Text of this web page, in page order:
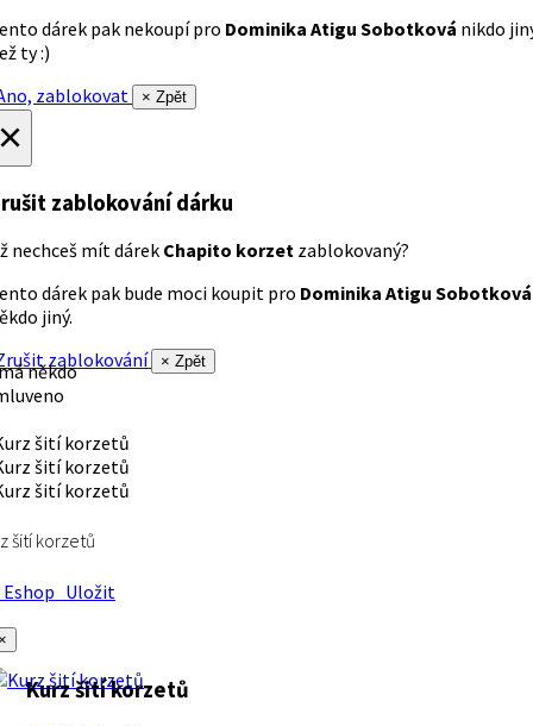
dárek pak nekoupí pro Dominika Atigu Sobotková nikdo
ty :)
zablokovat
× Zpět
zablokování dárku
nechceš mít dárek Chapito korzet zablokovaný?
dárek pak bude moci koupit pro Dominika Atigu Sobotková
jiný.
zablokování
× Zpět
někdo
šití korzetů
Uložit
Kurz šití korzetů